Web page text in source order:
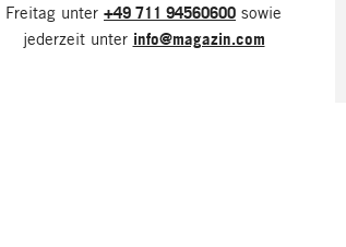
Freitag unter +49 711 94560600 sowie
jederzeit unter info@magazin.com